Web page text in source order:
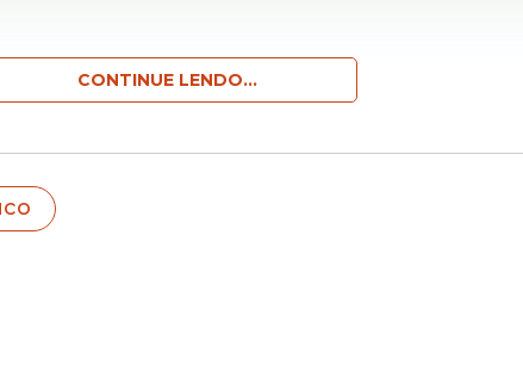
Bahia, Piauí e Ceará.
Bodocó, Cabrobó, Cedro, Dormentes, Exu,
Parnamirim, Petrolina, Santa Cruz,
CONTINUE LENDO...